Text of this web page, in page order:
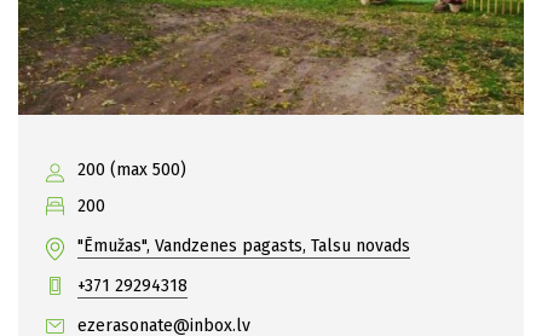
200 (max 500)
200
"Ēmužas", Vandzenes pagasts, Talsu novads
+371 29294318
ezerasonate@inbox.lv